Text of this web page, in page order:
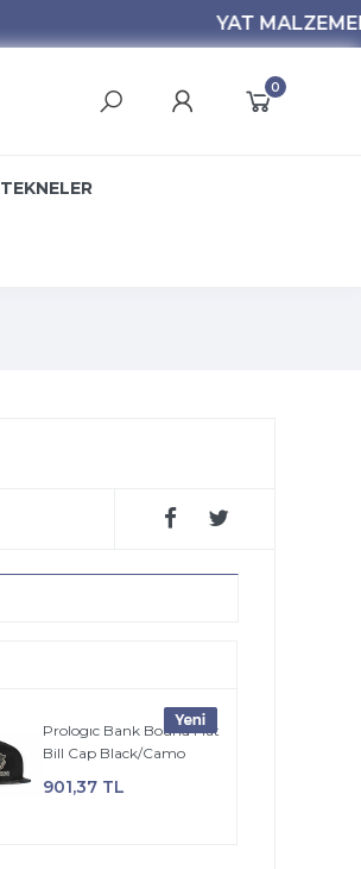
0
TEKNELER
Prologıc Bank Bound Flat
Bill Cap Black/Camo
901,37 TL